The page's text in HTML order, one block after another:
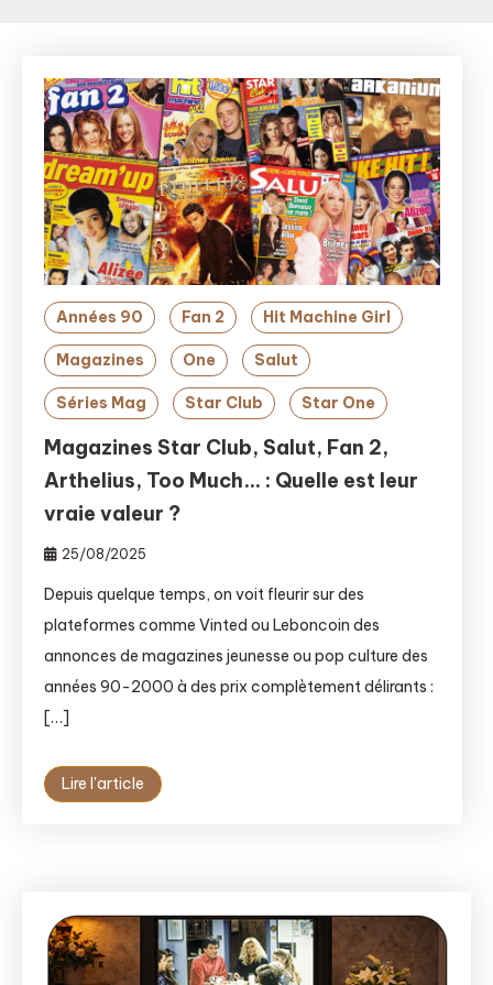
Années 90 Fan 2 Hit Machine Girl
Magazines One Salut
Séries Mag Star Club Star One
Magazines Star Club, Salut, Fan 2,
Arthelius, Too Much… : Quelle est leur
vraie valeur ?
25/08/2025
Depuis quelque temps, on voit fleurir sur des
plateformes comme Vinted ou Leboncoin des
annonces de magazines jeunesse ou pop culture des
années 90-2000 à des prix complètement délirants :
[…]
Lire l'article